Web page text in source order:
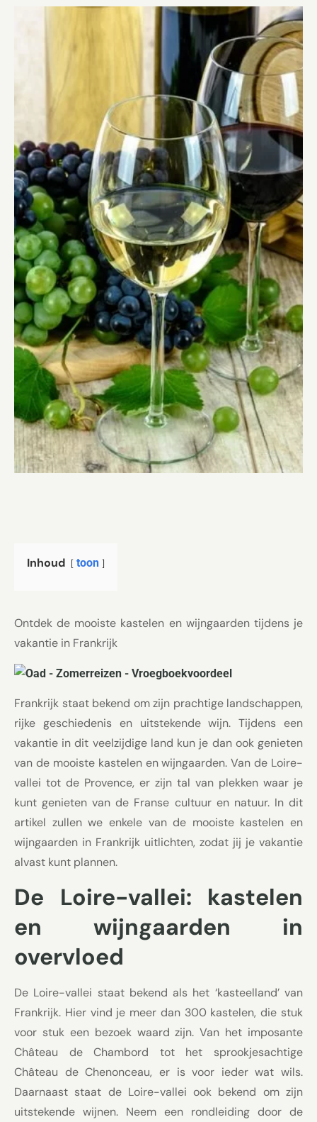
Inhoud toon
Ontdek de mooiste kastelen en wijngaarden tijdens je
vakantie in Frankrijk
Frankrijk staat bekend om zijn prachtige landschappen,
rijke geschiedenis en uitstekende wijn. Tijdens een
vakantie in dit veelzijdige land kun je dan ook genieten
van de mooiste kastelen en wijngaarden. Van de Loire-
vallei tot de Provence, er zijn tal van plekken waar je
kunt genieten van de Franse cultuur en natuur. In dit
artikel zullen we enkele van de mooiste kastelen en
wijngaarden in Frankrijk uitlichten, zodat jij je vakantie
alvast kunt plannen.
De Loire-vallei: kastelen
en wijngaarden in
overvloed
De Loire-vallei staat bekend als het ‘kasteelland’ van
Frankrijk. Hier vind je meer dan 300 kastelen, die stuk
voor stuk een bezoek waard zijn. Van het imposante
Château de Chambord tot het sprookjesachtige
Château de Chenonceau, er is voor ieder wat wils.
Daarnaast staat de Loire-vallei ook bekend om zijn
uitstekende wijnen. Neem een rondleiding door de